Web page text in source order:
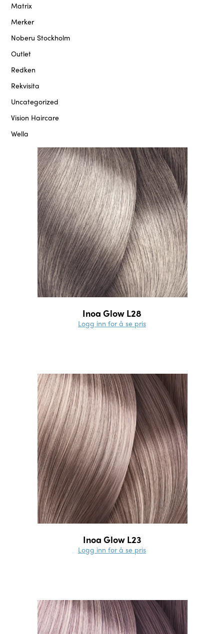
Matrix
Merker
Noberu Stockholm
Outlet
Redken
Rekvisita
Uncategorized
Vision Haircare
Wella
Inoa Glow L28
Logg inn for å se pris
Inoa Glow L23
Logg inn for å se pris